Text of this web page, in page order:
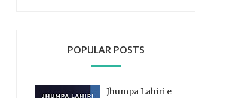
POPULAR POSTS
Jhumpa Lahiri e